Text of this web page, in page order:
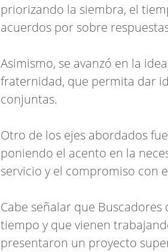
priorizando la siembra, el
acuerdos por sobre
Asimismo, se avanzó en la
fraternidad, que permita dar
conjuntas.
Otro de los ejes abordados
poniendo el acento en la
servicio y el compromiso con
Cabe señalar que
tiempo y que vienen
presentaron un proyecto